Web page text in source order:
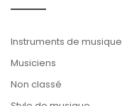
Instruments de musique
Musiciens
Non classé